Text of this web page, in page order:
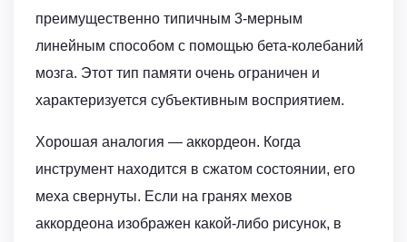
преимущественно типичным 3-мерным
линейным способом с помощью бета-колебаний
мозга. Этот тип памяти очень ограничен и
характеризуется субъективным восприятием.
Хорошая аналогия — аккордеон. Когда
инструмент находится в сжатом состоянии, его
меха свернуты. Если на гранях мехов
аккордеона изображен какой-либо рисунок, в